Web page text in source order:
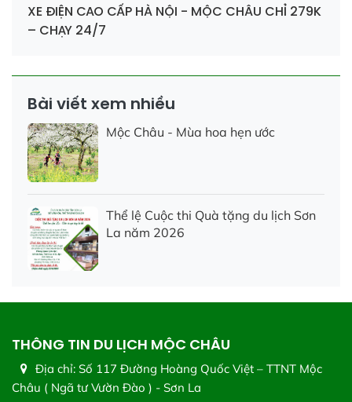
XE ĐIỆN CAO CẤP HÀ NỘI - MỘC CHÂU CHỈ 279K
– CHẠY 24/7
Bài viết xem nhiều
Mộc Châu - Mùa hoa hẹn ước
Thể lệ Cuộc thi Quà tặng du lịch Sơn
La năm 2026
THÔNG TIN DU LỊCH MỘC CHÂU
Địa chỉ: Số 117 Đường Hoàng Quốc Việt – TTNT Mộc
Châu ( Ngã tư Vườn Đào ) - Sơn La